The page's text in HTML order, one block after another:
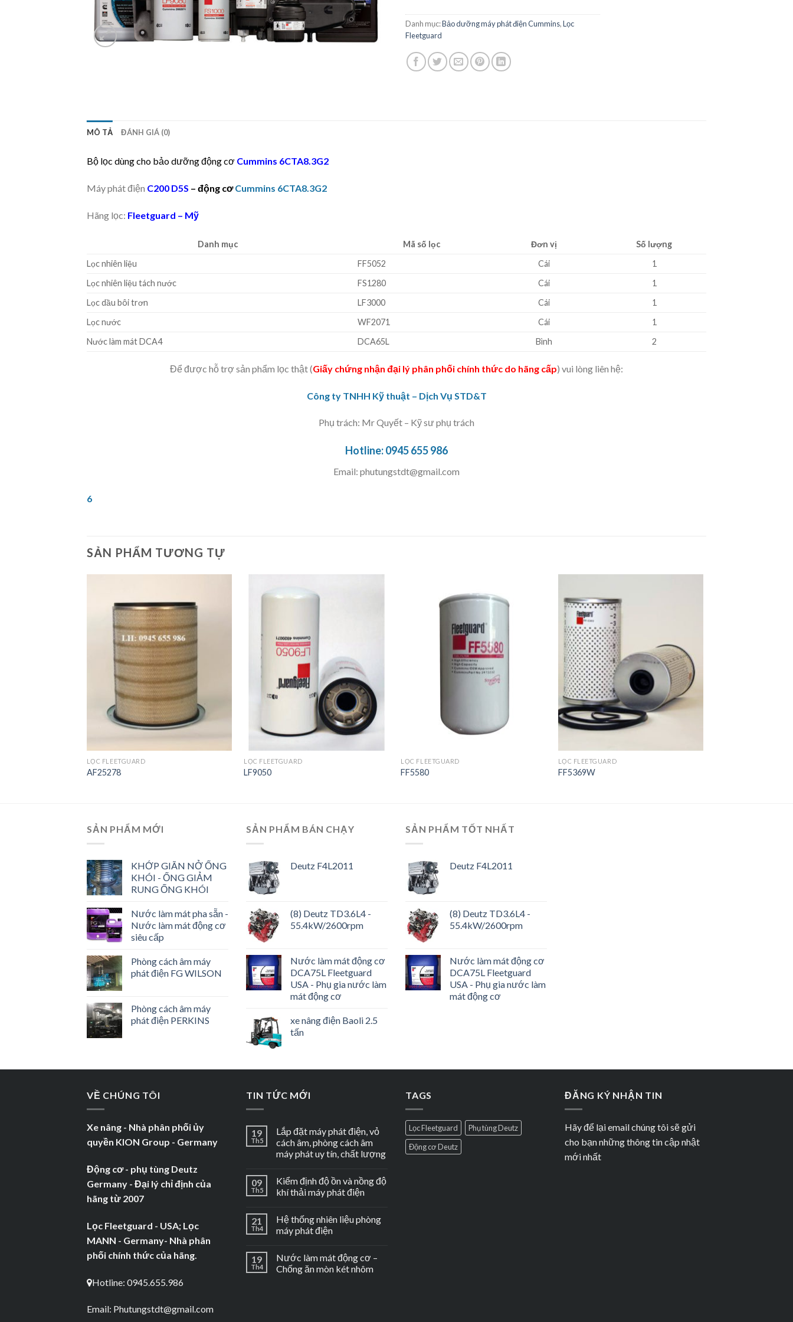
Danh mục:Bảo dưỡng máy phát điện Cummins,Lọc
Fleetguard
MÔ TẢ ĐÁNH GIÁ (0)
Bộ lọc dùng cho bảo dưỡng động cơ Cummins 6CTA8.3G2
Máy phát điện C200 D5S – động cơCummins 6CTA8.3G2
Hãng lọc: Fleetguard – Mỹ
Danh mục Mã số lọc Đơn vị
Số lượng
Lọc nhiên liệu
FF5052 Cái
1
Lọc nhiên liệu tách nước
FS1280 Cái
1
Lọc dầu bôi trơn
LF3000 Cái
1
Lọc nước
WF2071 Cái
1
Nước làm mát DCA4
DCA65L Bình 2
Để được hỗ trợ sản phẩm lọc thật (Giấy chứng nhận đại lý phân phối chính thức do hãng cấp) vui lòng liên hệ:
Công ty TNHH Kỹ thuật – Dịch Vụ STD&T
Phụ trách: Mr Quyết – Kỹ sư phụ trách
Hotline:0945 655 986
Email: phutungstdt@gmail.com
6
SẢN PHẨM TƯƠNG TỰ
LỌC FLEETGUARD
AF25278
LỌC FLEETGUARD
LF9050
LỌC FLEETGUARD
FF5580
LỌC FLEETGUARD
FF5369W
SẢN PHẨM MỚI
KHỚP GIÃN NỞ ỐNG
KHÓI - ỐNG GIẢM
RUNG ỐNG KHÓI
Nước làm mát pha sẵn -
Nước làm mát động cơ
siêu cấp
Phòng cách âm máy
phát điện FG WILSON
Phòng cách âm máy
phát điện PERKINS
SẢN PHẨM BÁN CHẠY
Deutz F4L2011
(8) Deutz TD3.6L4 -
55.4kW/2600rpm
Nước làm mát động cơ
DCA75L Fleetguard
USA - Phụ gia nước làm
mát động cơ
xe nâng điện Baoli 2.5
tấn
SẢN PHẨM TỐT NHẤT
Deutz F4L2011
(8) Deutz TD3.6L4 -
55.4kW/2600rpm
Nước làm mát động cơ
DCA75L Fleetguard
USA - Phụ gia nước làm
mát động cơ
VỀ CHÚNG TÔI
Xe nâng - Nhà phân phối ủy
quyền KION Group - Germany
Động cơ - phụ tùng Deutz
Germany - Đại lý chỉ định của
hãng từ 2007
Lọc Fleetguard - USA; Lọc
MANN - Germany- Nhà phân
phối chính thức của hãng.
Hotline: 0945.655.986
Email: Phutungstdt@gmail.com
TIN TỨC MỚI
19
Th5
Lắp đặt máy phát điện, vỏ
cách âm, phòng cách âm
máy phát uy tín, chất lượng
09
Th5
Kiểm định độ ồn và nồng độ
khí thải máy phát điện
21
Th4
Hệ thống nhiên liệu phòng
máy phát điện
19
Th4
Nước làm mát động cơ –
Chống ăn mòn két nhôm
TAGS
Lọc Fleetguard
Phụ tùng Deutz
Động cơ Deutz
ĐĂNG KÝ NHẬN TIN
Hãy để lại email chúng tôi sẽ gửi
cho bạn những thông tin cập nhật
mới nhất